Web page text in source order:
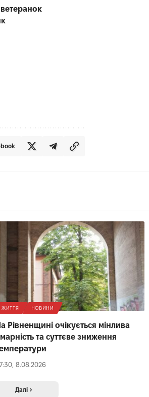
ЖИТТЯ НОВИНИ
Рівненщині очікується мінлива
та суттєве зниження
8.08.2026
Далі